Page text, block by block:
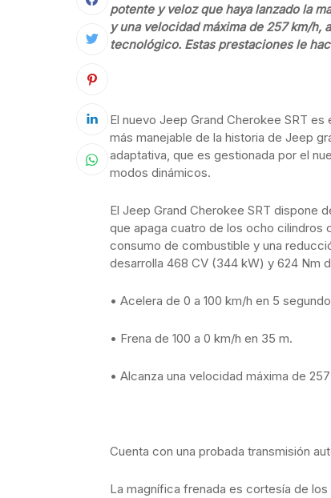
potente y veloz que haya lanzado la
y una velocidad máxima de 257 km/h,
tecnológico. Estas prestaciones le
El nuevo Jeep Grand Cherokee SRT
más manejable de la historia de Jeep
adaptativa, que es gestionada por el
modos dinámicos.
El Jeep Grand Cherokee SRT dispone
que apaga cuatro de los ocho cilindros
consumo de combustible y una
desarrolla 468 CV (344 kW) y 624 Nm
• Acelera de 0 a 100 km/h en 5
• Frena de 100 a 0 km/h en 35 m.
• Alcanza una velocidad máxima de
Cuenta con una probada transmisión
La magnífica frenada es cortesía de